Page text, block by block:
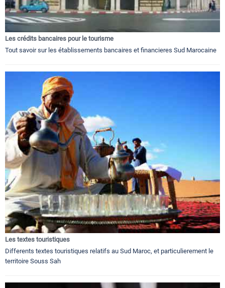
Les crédits bancaires pour le tourisme
Tout savoir sur les établissements bancaires et financieres Sud Marocaine
Les textes touristiques
Differents textes touristiques relatifs au Sud Maroc, et particulierement le
territoire Souss Sah